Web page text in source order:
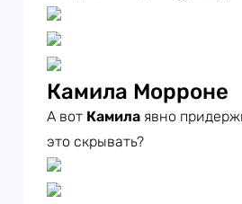
Камила Морроне
А вот Камила явно
это скрывать?